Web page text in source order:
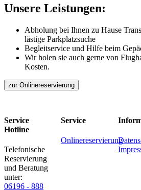
Unsere Leistungen:
Abholung bei Ihnen zu Hause
lästige Parkplatzsuche
Begleitservice und Hilfe beim
Wir holen sie auch gerne von
Kosten.
Service
Hotline
Telefonische
Reservierung
und Beratung
unter:
06196 - 888
Service
Onlinereservierung